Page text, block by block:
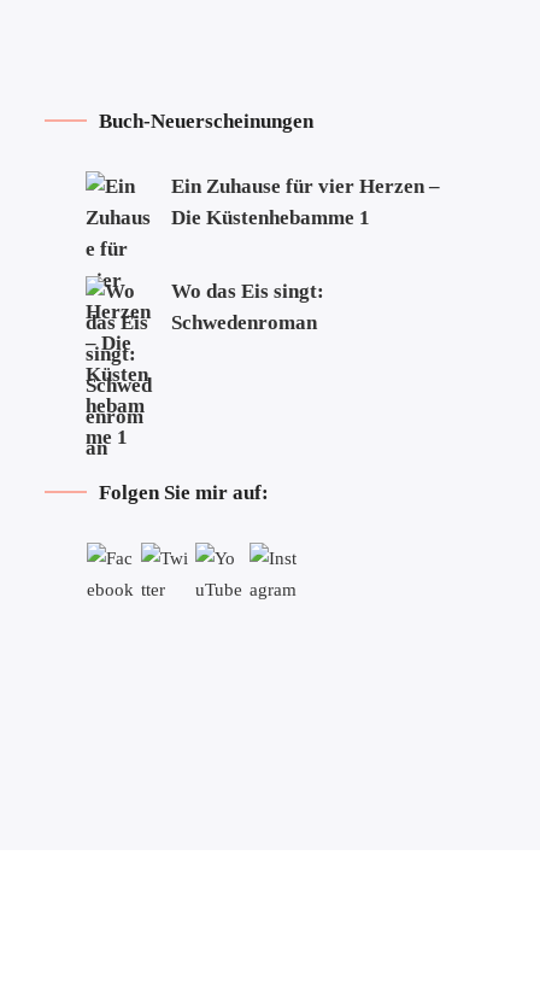
Buch-Neuerscheinungen
Ein Zuhause für vier Herzen –
Die Küstenhebamme 1
Wo das Eis singt:
Schwedenroman
Folgen Sie mir auf: